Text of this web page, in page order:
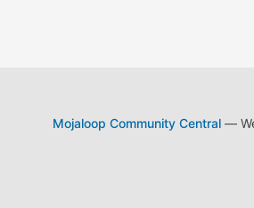
Mojaloop Community Central—